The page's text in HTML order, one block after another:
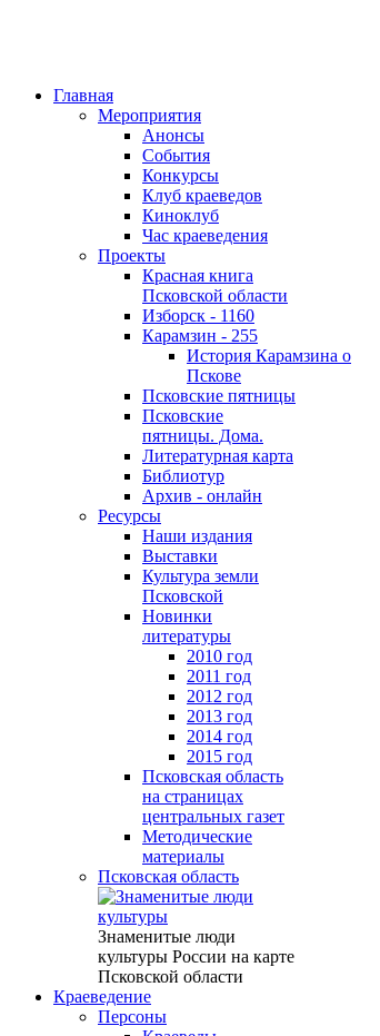
Главная
Мероприятия
Анонсы
События
Конкурсы
Клуб краеведов
Киноклуб
Час краеведения
Проекты
Красная книга
Псковской области
Изборск - 1160
Карамзин - 255
История Карамзина о
Пскове
Псковские пятницы
Псковские
пятницы. Дома.
Литературная карта
Библиотур
Архив - онлайн
Ресурсы
Наши издания
Выставки
Культура земли
Псковской
Новинки
литературы
2010 год
2011 год
2012 год
2013 год
2014 год
2015 год
Псковская область
на страницах
центральных газет
Методические
материалы
Псковская область
Знаменитые люди
культуры России на карте
Псковской области
Краеведение
Персоны